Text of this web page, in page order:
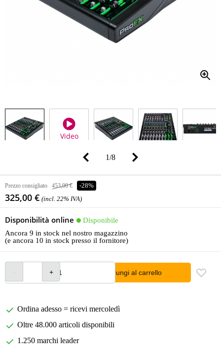
Video
1/8
Prezzo consigliato 453,00 € -28%
325,00 € (incl. 22% IVA)
Disponibilità online
Disponibile
Ancora 9 in stock nel nostro magazzino
(e ancora 10 in stock presso il fornitore)
Aggiungi al carrello
Ordina adesso = ricevi mercoledì
Oltre 48.000 articoli disponibili
1.250 marchi leader